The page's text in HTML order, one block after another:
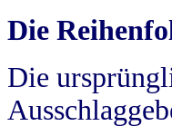
Die
Die